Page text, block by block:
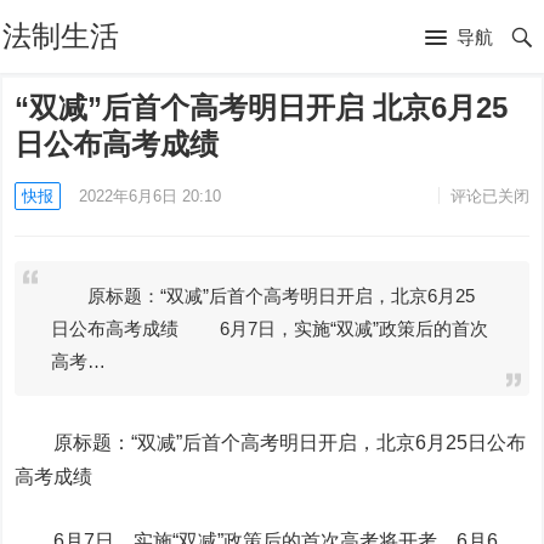
法制生活 导航
“双减”后首个高考明日开启 北京6月25
日公布高考成绩
快报 2022年6月6日 20:10 评论已关闭
原标题：“双减”后首个高考明日开启，北京6月25
日公布高考成绩 6月7日，实施“双减”政策后的首次
高考…
原标题：“双减”后首个高考明日开启，北京6月25日公布
高考成绩